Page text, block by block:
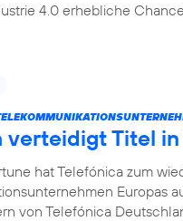
4.0 erhebliche
verteidigt Titel
hat Telefónica zum
Europas
von Telefónica